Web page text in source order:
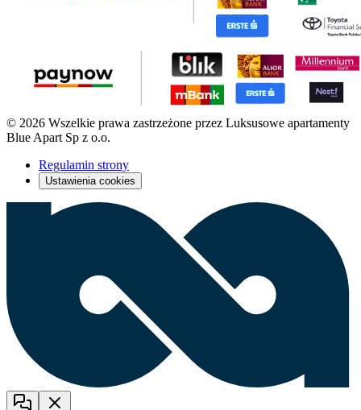
© 2026 Wszelkie prawa zastrzeżone przez Luksusowe apartamenty
Blue Apart Sp z o.o.
Regulamin strony
Ustawienia cookies